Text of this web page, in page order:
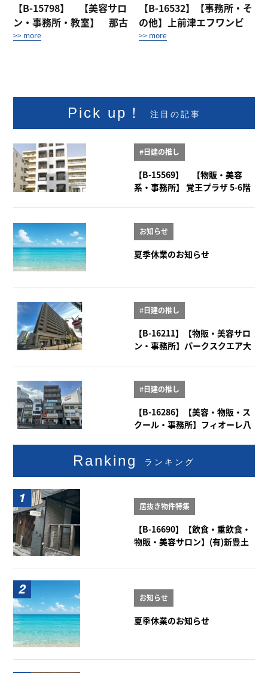
【B-15798】 【美容サロ
ン・事務所・教室】 那古
野ビル北館 4...
>> more
【B-16532】【事務所・そ
の他】上前津エフワンビ
ル 1階
>> more
Pick up！ 注目の記事
#日建の推し
【B-15569】 【物販・美容
系・事務所】 覚王プラザ 5-6階
お知らせ
夏季休業のお知らせ
#日建の推し
【B-16211】【物販・美容サロ
ン・事務所】パークスクエア大
#日建の推し
【B-16286】【美容・物販・ス
クール・事務所】フィオーレ八
Ranking ランキング
居抜き物件特集
【B-16690】【飲食・重飲食・
物販・美容サロン】(有)新豊土
お知らせ
夏季休業のお知らせ